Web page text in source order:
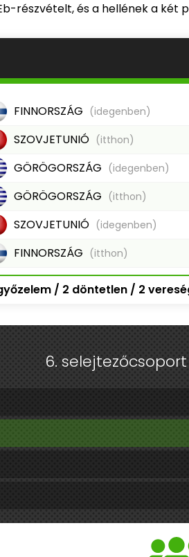
részvételt, és a hellének a két
FINNORSZÁG (idegenben)
SZOVJETUNIÓ (itthon)
GÖRÖGORSZÁG (idegenben)
GÖRÖGORSZÁG (itthon)
SZOVJETUNIÓ (idegenben)
FINNORSZÁG (itthon)
/ 2 döntetlen / 2
6.